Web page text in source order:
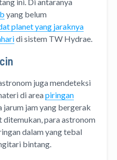
yang belum
planet yang jaraknya
di sistem TW Hydrae.
juga mendeteksi
di areapiringan
jarum jam yang bergerak
ditemukan, para astronom
dalam yang tebal
bintang.